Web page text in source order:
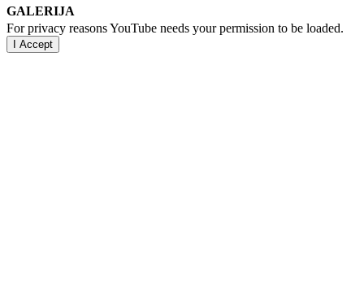
GALERIJA
For privacy reasons YouTube needs your permission to be loaded.
I Accept